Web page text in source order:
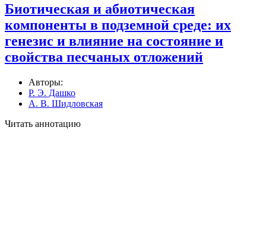
Биотическая и абиотическая
компоненты в подземной среде: их
генезис и влияние на состояние и
свойства песчаных отложений
Авторы:
Р. Э. Дашко
А. В. Шидловская
Читать аннотацию